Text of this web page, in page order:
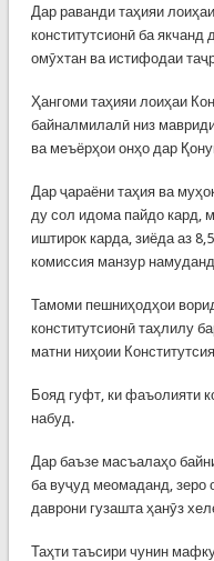
Дар раванди таҳияи
конститутсионӣ ба
омӯхтан ва истифодаи
Ҳангоми таҳияи лоиҳаи
байналмилалӣ низ
ва меъёрҳои онҳо дар
Дар ҷараёни таҳия ва
ду сол идома пайдо кард,
иштирок карда, зиёда аз
комиссия манзур
Тамоми пешниҳодҳои
конститутсионӣ таҳлилу
матни ниҳоии
Бояд гуфт, ки фаъолияти
набуд.
Дар баъзе масъалаҳо
ба вуҷуд меомаданд, зеро
даврони гузашта ҳанӯз
Таҳти таъсири чунин